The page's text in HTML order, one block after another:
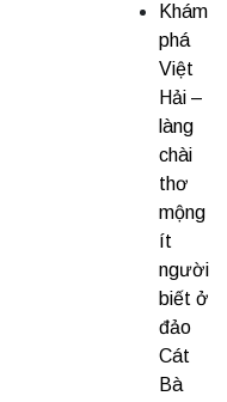
Khám
phá
Việt
Hải –
làng
chài
thơ
mộng
ít
người
biết ở
đảo
Cát
Bà